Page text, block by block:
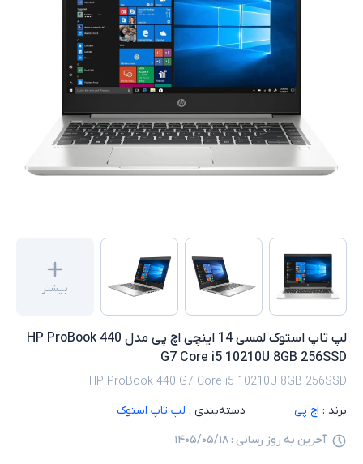
بیشتر
لپ تاپ استوک لمسی 14 اینچی اچ پی مدل HP ProBook 440
G7 Core i5 10210U 8GB 256SSD
HP ProBook 440 G7 Core i5 10210U 8GB 256SSD
برند : اچ پی دسته‌بندی : لپ تاپ استوک
آخرین به روز رسانی : ۱۴۰۵/۰۵/۱۸